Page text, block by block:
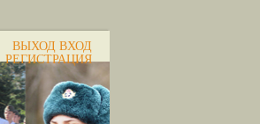
ВЫХОД ВХОД
РЕГИСТРАЦИЯ